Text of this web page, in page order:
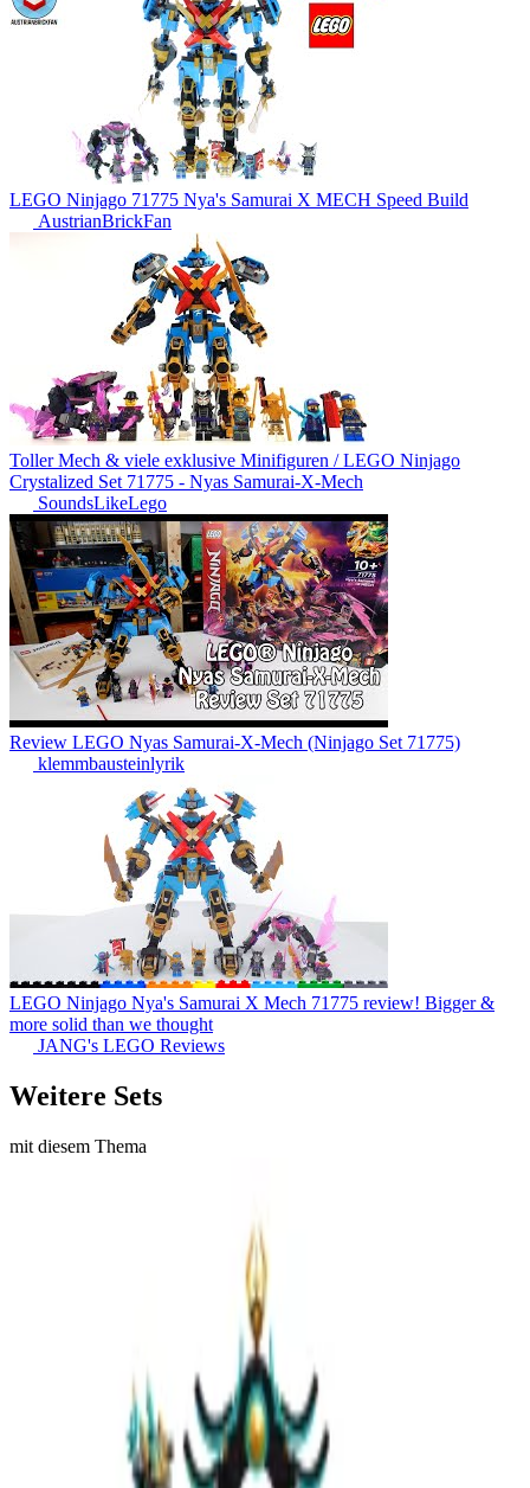
LEGO Ninjago 71775 Nya's Samurai X MECH Speed Build
AustrianBrickFan
Toller Mech & viele exklusive Minifiguren / LEGO Ninjago
Crystalized Set 71775 - Nyas Samurai-X-Mech
SoundsLikeLego
Review LEGO Nyas Samurai-X-Mech (Ninjago Set 71775)
klemmbausteinlyrik
LEGO Ninjago Nya's Samurai X Mech 71775 review! Bigger &
more solid than we thought
JANG's LEGO Reviews
Weitere Sets
mit diesem Thema